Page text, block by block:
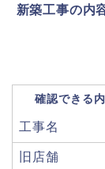
新築工事の内
確認できる
工事名
旧店舗